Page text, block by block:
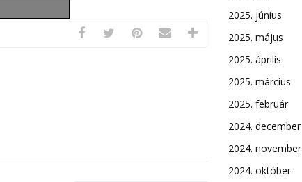
2025. június
2025. május
2025. április
2025. március
2025. február
2024. december
2024. november
2024. október